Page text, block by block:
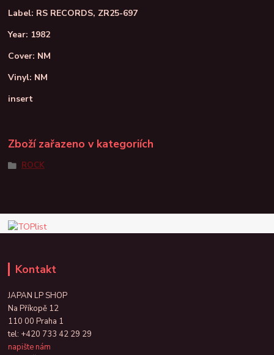
Label: RS RECORDS, ZR25-697
Year: 1982
Cover: NM
Vinyl: NM
insert
Zboží zařazeno v kategoriích
ROCK
Kontakt
JAPAN LP SHOP
Na Příkopě 12
110 00 Praha 1
tel: +420 733 42 29 29
napište nám